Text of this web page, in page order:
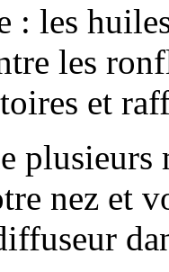
: les
les
et
nez et